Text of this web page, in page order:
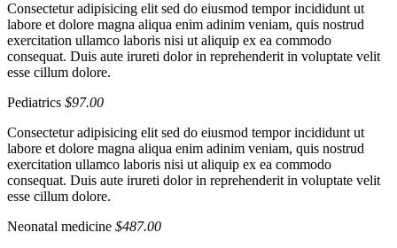
Consectetur adipisicing elit sed do eiusmod tempor incididunt ut
labore et dolore magna aliqua enim adinim veniam, quis nostrud
exercitation ullamco laboris nisi ut aliquip ex ea commodo
consequat. Duis aute irureti dolor in reprehenderit in voluptate velit
esse cillum dolore.
Pediatrics $97.00
Consectetur adipisicing elit sed do eiusmod tempor incididunt ut
labore et dolore magna aliqua enim adinim veniam, quis nostrud
exercitation ullamco laboris nisi ut aliquip ex ea commodo
consequat. Duis aute irureti dolor in reprehenderit in voluptate velit
esse cillum dolore.
Neonatal medicine $487.00